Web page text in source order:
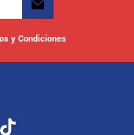
y Condiciones